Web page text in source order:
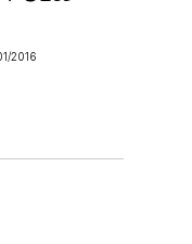
2016